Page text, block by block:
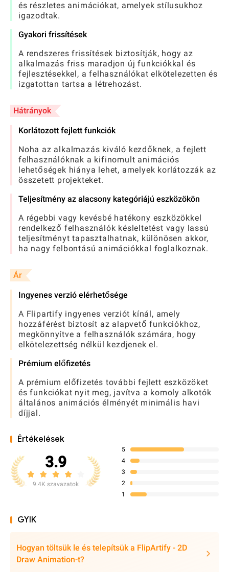
és részletes animációkat, amelyek stílusukhoz
igazodtak.
Gyakori frissítések
A rendszeres frissítések biztosítják, hogy az
alkalmazás friss maradjon új funkciókkal és
fejlesztésekkel, a felhasználókat elkötelezetten és
izgatottan tartsa a létrehozást.
Hátrányok
Korlátozott fejlett funkciók
Noha az alkalmazás kiváló kezdőknek, a fejlett
felhasználóknak a kifinomult animációs
lehetőségek hiánya lehet, amelyek korlátozzák az
összetett projekteket.
Teljesítmény az alacsony kategóriájú eszközökön
A régebbi vagy kevésbé hatékony eszközökkel
rendelkező felhasználók késleltetést vagy lassú
teljesítményt tapasztalhatnak, különösen akkor,
ha nagy felbontású animációkkal foglalkoznak.
Ár
Ingyenes verzió elérhetősége
A Flipartify ingyenes verziót kínál, amely
hozzáférést biztosít az alapvető funkciókhoz,
megkönnyítve a felhasználók számára, hogy
elkötelezettség nélkül kezdjenek el.
Prémium előfizetés
A prémium előfizetés további fejlett eszközöket
és funkciókat nyit meg, javítva a komoly alkotók
általános animációs élményét minimális havi
díjjal.
Értékelések
3.9
9.4K szavazatok
5
4
3
2
1
GYIK
Hogyan töltsük le és telepítsük a FlipArtify - 2D
Draw Animation-t?